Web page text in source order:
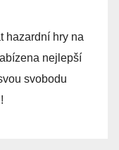
hazardní hry na
nejlepší
svobodu